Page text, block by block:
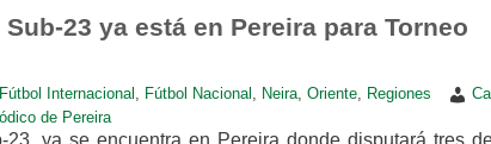
23 ya está en Pereira para Torneo
Fútbol Internacional , Fútbol Nacional , Neira, Oriente, Regiones
de Pereira
23, ya se encuentra en Pereira donde disputará tres